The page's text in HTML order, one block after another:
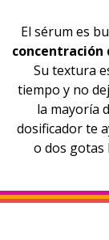
El sérum es
concentración
Su textura
tiempo y no
la mayoría
dosificador te
o dos gotas